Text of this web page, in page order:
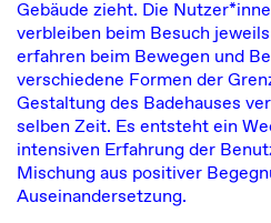
Gebäude zieht. Die
verbleiben beim Besuch
erfahren beim Bewegen und
verschiedene Formen der
Gestaltung des Badehauses
selben Zeit. Es entsteht ein
intensiven Erfahrung der
Mischung aus positiver
Auseinandersetzung.